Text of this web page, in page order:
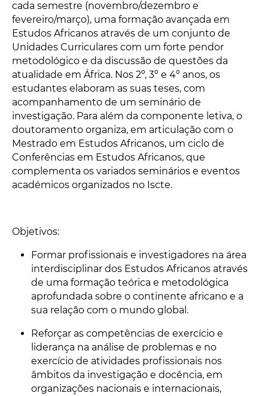
cada semestre (novembro/dezembro e
fevereiro/março), uma formação avançada em
Estudos Africanos através de um conjunto de
Unidades Curriculares com um forte pendor
metodológico e da discussão de questões da
atualidade em África. Nos 2º, 3º e 4º anos, os
estudantes elaboram as suas teses, com
acompanhamento de um seminário de
investigação. Para além da componente letiva, o
doutoramento organiza, em articulação com o
Mestrado em Estudos Africanos, um ciclo de
Conferências em Estudos Africanos, que
complementa os variados seminários e eventos
académicos organizados no Iscte.
Objetivos:
Formar profissionais e investigadores na área
interdisciplinar dos Estudos Africanos através
de uma formação teórica e metodológica
aprofundada sobre o continente africano e a
sua relação com o mundo global.
Reforçar as competências de exercício e
liderança na análise de problemas e no
exercício de atividades profissionais nos
âmbitos da investigação e docência, em
organizações nacionais e internacionais,